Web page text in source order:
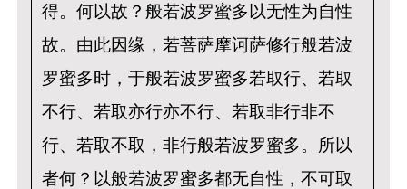
得。何以故？般若波罗蜜多以无性为自性
故。由此因缘，若菩萨摩诃萨修行般若波
罗蜜多时，于般若波罗蜜多若取行、若取
不行、若取亦行亦不行、若取非行非不
行、若取不取，非行般若波罗蜜多。所以
者何？以般若波罗蜜多都无自性，不可取